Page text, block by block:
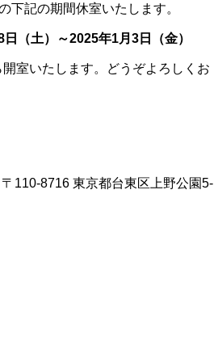
下記の期間休室いたします。
（土）～2025年1月3日（金）
室いたします。どうぞよろしくお
110-8716 東京都台東区上野公園5-